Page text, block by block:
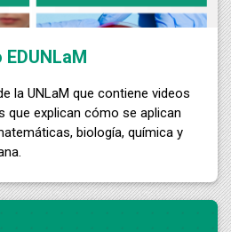
la UNLaM que contiene videos
que explican cómo se aplican
biología, química y